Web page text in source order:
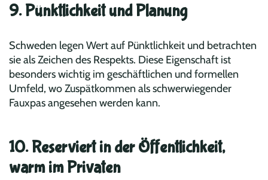
9. Pünktlichkeit und Planung
Schweden legen Wert auf Pünktlichkeit und betrachten
sie als Zeichen des Respekts. Diese Eigenschaft ist
besonders wichtig im geschäftlichen und formellen
Umfeld, wo Zuspätkommen als schwerwiegender
Fauxpas angesehen werden kann.
10. Reserviert in der Öffentlichkeit,
warm im Privaten